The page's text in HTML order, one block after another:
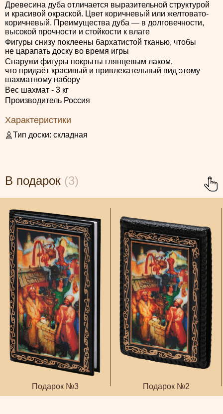
Древесина дуба отличается выразительной структурой
и красивой окраской. Цвет коричневый или желтовато-
коричневый. Преимущества дуба — в долговечности,
высокой прочности и стойкости к влаге
Фигуры снизу поклеены бархатистой тканью, чтобы
не царапать доску во время игры
Снаружи фигуры покрыты глянцевым лаком,
что придаёт красивый и привлекательный вид этому
шахматному набору
Вес шахмат - 3 кг
Производитель Россия
Характеристики
Тип доски: складная
В подарок (3)
Подарок №3 Подарок №2